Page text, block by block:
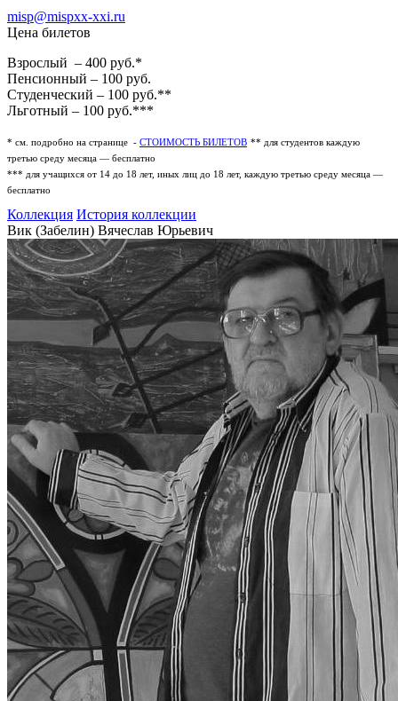
misp@mispxx-xxi.ru
Цена билетов
Взрослый – 400 руб.*
Пенсионный – 100 руб.
Студенческий – 100 руб.**
Льготный – 100 руб.***
* см. подробно на странице - СТОИМОСТЬ БИЛЕТОВ ** для студентов каждую
третью среду месяца — бесплатно
*** для учащихся от 14 до 18 лет, иных лиц до 18 лет, каждую третью среду месяца —
бесплатно
Коллекция История коллекции
Вик (Забелин) Вячеслав Юрьевич